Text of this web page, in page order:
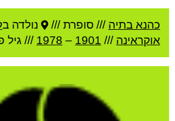
כהנא בתיה /// סופרת /// נולדה ב
אוקראינה ///
1901
–
1978 /// גיל